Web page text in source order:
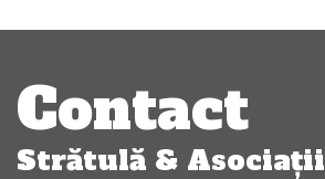
Navigare
articole
Contact
Strătulă & Asociaţii